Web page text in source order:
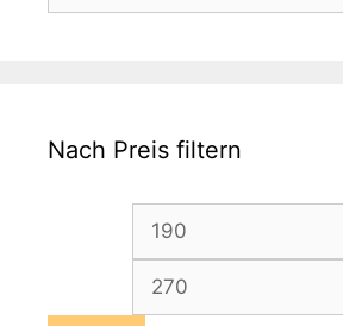
Nach Preis filtern
Min.
Preis